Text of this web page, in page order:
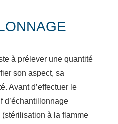
à prélever une quantité
son aspect, sa
Avant d’effectuer le
d’échantillonnage
(stérilisation à la flamme